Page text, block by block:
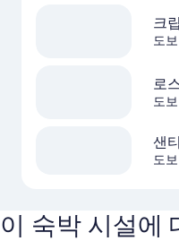
크
도
로
도
샌
도
이 숙박 시설에